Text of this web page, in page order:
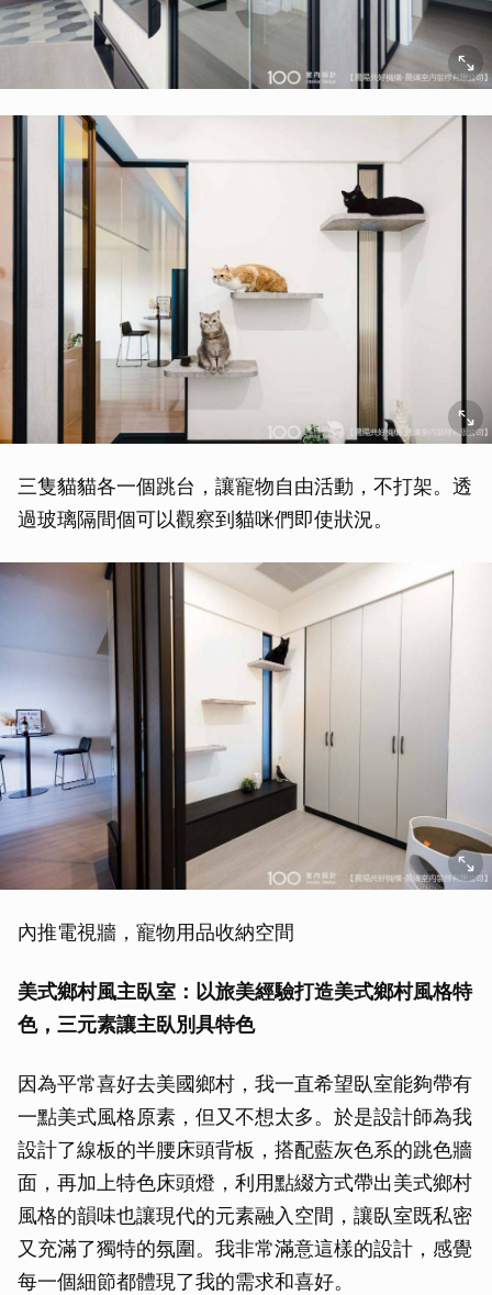
三隻貓貓各一個跳台，讓寵物自由活動，不打架。透
過玻璃隔間個可以觀察到貓咪們即使狀況。
內推電視牆，寵物用品收納空間
美式鄉村風主臥室：以旅美經驗打造美式鄉村風格特
色，三元素讓主臥別具特色
因為平常喜好去美國鄉村，我一直希望臥室能夠帶有
一點美式風格原素，但又不想太多。於是設計師為我
設計了線板的半腰床頭背板，搭配藍灰色系的跳色牆
面，再加上特色床頭燈，利用點綴方式帶出美式鄉村
風格的韻味也讓現代的元素融入空間，讓臥室既私密
又充滿了獨特的氛圍。我非常滿意這樣的設計，感覺
每一個細節都體現了我的需求和喜好。